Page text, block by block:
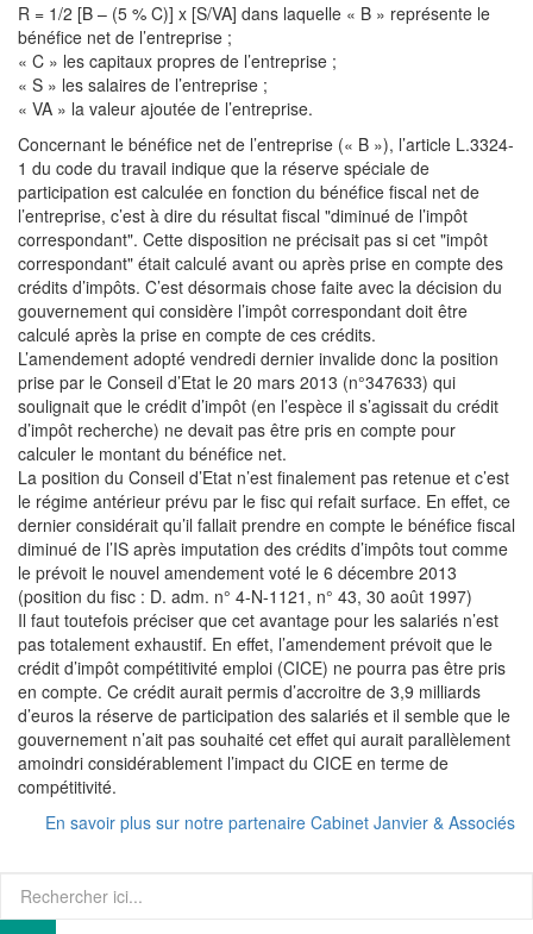
R = 1/2 [B – (5 % C)] x [S/VA] dans laquelle « B » représente le
bénéfice net de l’entreprise ;
« C » les capitaux propres de l’entreprise ;
« S » les salaires de l’entreprise ;
« VA » la valeur ajoutée de l’entreprise.
Concernant le bénéfice net de l’entreprise (« B »), l’article L.3324-
1 du code du travail indique que la réserve spéciale de
participation est calculée en fonction du bénéfice fiscal net de
l’entreprise, c’est à dire du résultat fiscal "diminué de l’impôt
correspondant". Cette disposition ne précisait pas si cet "impôt
correspondant" était calculé avant ou après prise en compte des
crédits d’impôts. C’est désormais chose faite avec la décision du
gouvernement qui considère l’impôt correspondant doit être
calculé après la prise en compte de ces crédits.
L’amendement adopté vendredi dernier invalide donc la position
prise par le Conseil d’Etat le 20 mars 2013 (n°347633) qui
soulignait que le crédit d’impôt (en l’espèce il s’agissait du crédit
d’impôt recherche) ne devait pas être pris en compte pour
calculer le montant du bénéfice net.
La position du Conseil d’Etat n’est finalement pas retenue et c’est
le régime antérieur prévu par le fisc qui refait surface. En effet, ce
dernier considérait qu’il fallait prendre en compte le bénéfice fiscal
diminué de l’IS après imputation des crédits d’impôts tout comme
le prévoit le nouvel amendement voté le 6 décembre 2013
(position du fisc : D. adm. n° 4-N-1121, n° 43, 30 août 1997)
Il faut toutefois préciser que cet avantage pour les salariés n’est
pas totalement exhaustif. En effet, l’amendement prévoit que le
crédit d’impôt compétitivité emploi (CICE) ne pourra pas être pris
en compte. Ce crédit aurait permis d’accroitre de 3,9 milliards
d’euros la réserve de participation des salariés et il semble que le
gouvernement n’ait pas souhaité cet effet qui aurait parallèlement
amoindri considérablement l’impact du CICE en terme de
compétitivité.
En savoir plus sur notre partenaire Cabinet Janvier & Associés
pour